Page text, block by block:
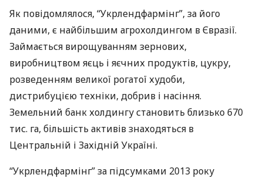
Як повідомлялося, “Укрлендфармінг”, за його
даними, є найбільшим агрохолдингом в Євразії.
Займається вирощуванням зернових,
виробництвом яєць і яєчних продуктів, цукру,
розведенням великої рогатої худоби,
дистрибуцією техніки, добрив і насіння.
Земельний банк холдингу становить близько 670
тис. га, більшість активів знаходяться в
Центральній і Західній Україні.
“Укрлендфармінг” за підсумками 2013 року